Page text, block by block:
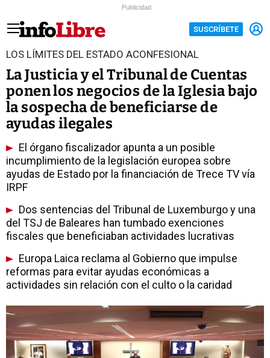
Publicidad
SUSCRÍBETE
LOS LÍMITES DEL ESTADO ACONFESIONAL
La Justicia y el Tribunal de Cuentas
ponen los negocios de la Iglesia bajo
la sospecha de beneficiarse de
ayudas ilegales
El órgano fiscalizador apunta a un posible
incumplimiento de la legislación europea sobre
ayudas de Estado por la financiación de Trece TV vía
IRPF
Dos sentencias del Tribunal de Luxemburgo y una
del TSJ de Baleares han tumbado exenciones
fiscales que beneficiaban actividades lucrativas
Europa Laica reclama al Gobierno que impulse
reformas para evitar ayudas económicas a
actividades sin relación con el culto o la caridad